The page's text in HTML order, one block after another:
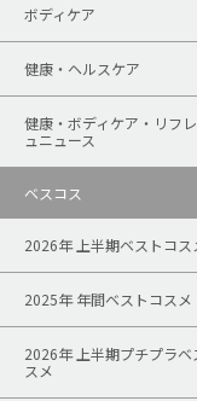
ボディケア
健康・ヘルスケア
健康・ボディケア・リフ
ュニュース
ベスコス
2026年 上半期ベストコス
2025年 年間ベストコスメ
2026年 上半期プチプラベ
スメ